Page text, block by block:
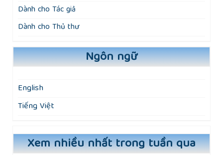
Dành cho Tác giả
Dành cho Thủ thư
Ngôn ngữ
English
Tiếng Việt
Xem nhiều nhất trong tuần qua